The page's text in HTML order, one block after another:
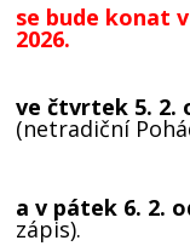
se bude konat
2026.
ve čtvrtek 5. 2.
(netradiční
a v pátek 6. 2.
zápis).